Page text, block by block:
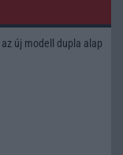
új modell dupla alap